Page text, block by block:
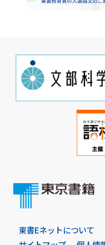
東書Eネットについて